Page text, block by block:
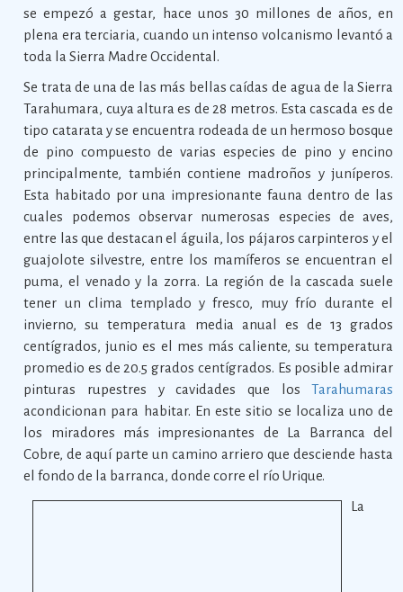
se empezó a gestar, hace unos 30 millones de años, en
plena era terciaria, cuando un intenso volcanismo levantó a
toda la Sierra Madre Occidental.
Se trata de una de las más bellas caídas de agua de la Sierra
Tarahumara, cuya altura es de 28 metros. Esta cascada es de
tipo catarata y se encuentra rodeada de un hermoso bosque
de pino compuesto de varias especies de pino y encino
principalmente, también contiene madroños y juníperos.
Esta habitado por una impresionante fauna dentro de las
cuales podemos observar numerosas especies de aves,
entre las que destacan el águila, los pájaros carpinteros y el
guajolote silvestre, entre los mamíferos se encuentran el
puma, el venado y la zorra. La región de la cascada suele
tener un clima templado y fresco, muy frío durante el
invierno, su temperatura media anual es de 13 grados
centígrados, junio es el mes más caliente, su temperatura
promedio es de 20.5 grados centígrados. Es posible admirar
pinturas rupestres y cavidades que losTarahumaras
acondicionan para habitar. En este sitio se localiza uno de
los miradores más impresionantes de La Barranca del
Cobre, de aquí parte un camino arriero que desciende hasta
el fondo de la barranca, donde corre el río Urique.
La